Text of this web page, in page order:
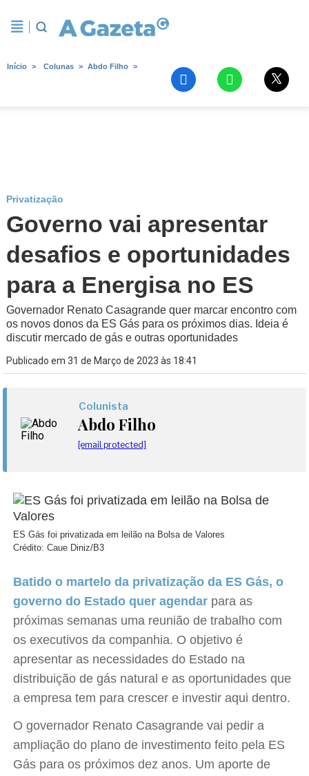
Início Colunas Abdo Filho
Privatização
Governo vai apresentar
desafios e oportunidades
para a Energisa no ES
Governador Renato Casagrande quer marcar encontro com
os novos donos da ES Gás para os próximos dias. Ideia é
discutir mercado de gás e outras oportunidades
Publicado em 31 de Março de 2023 às 18:41
Colunista
Abdo Filho
[email protected]
ES Gás foi privatizada em leilão na Bolsa de Valores
Crédito: Caue Diniz/B3
Batido o martelo da privatização da ES Gás, o
governo do Estado quer agendar para as
próximas semanas uma reunião de trabalho com
os executivos da companhia. O objetivo é
apresentar as necessidades do Estado na
distribuição de gás natural e as oportunidades que
a empresa tem para crescer e investir aqui dentro.
O governador Renato Casagrande vai pedir a
ampliação do plano de investimento feito pela ES
Gás para os próximos dez anos. Um aporte de